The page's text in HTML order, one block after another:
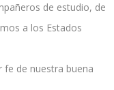
de estudio, de
a los Estados
fe de nuestra buena